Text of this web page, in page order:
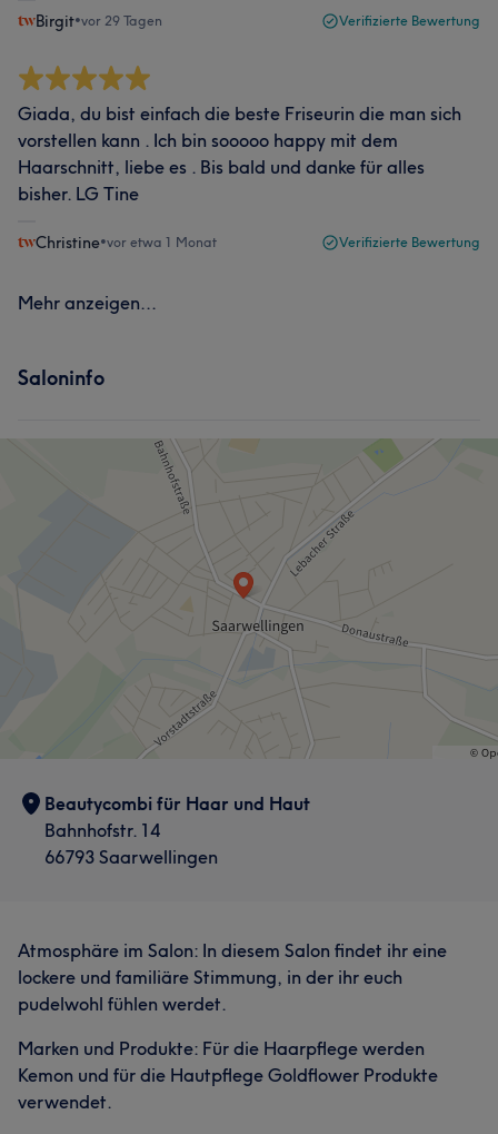
Birgit•vor 29 Tagen Verifizierte Bewertung
Giada, du bist einfach die beste Friseurin die man sich
vorstellen kann . Ich bin sooooo happy mit dem
Haarschnitt, liebe es . Bis bald und danke für alles
bisher. LG Tine
Christine•vor etwa 1 Monat Verifizierte Bewertung
Mehr anzeigen...
Saloninfo
Beautycombi für Haar und Haut
Bahnhofstr. 14
66793 Saarwellingen
Atmosphäre im Salon: In diesem Salon findet ihr eine
lockere und familiäre Stimmung, in der ihr euch
pudelwohl fühlen werdet.
Marken und Produkte: Für die Haarpflege werden
Kemon und für die Hautpflege Goldflower Produkte
verwendet.